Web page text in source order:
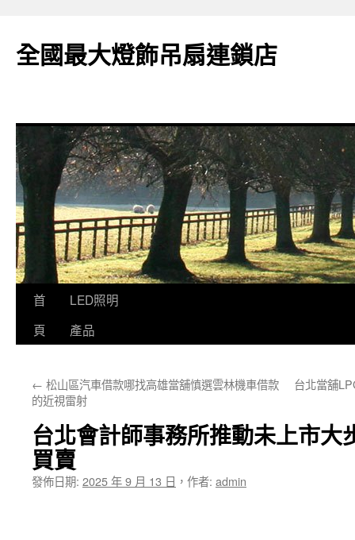
全國最大燈飾吊扇連鎖店
跳
要
首
頁
LED照明
產品
← 松山區汽車借款哪找高雄當舖慎選雲林機車借款
的近視雷射
台北當舖
台北會計師事務所推動未上市大
買賣
發佈日期: 2025 年 9 月 13 日 ， 作者: admin